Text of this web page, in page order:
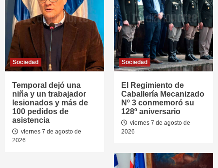
Sociedad
Temporal dejó una
niña y un trabajador
lesionados y más de
100 pedidos de
asistencia
viernes 7 de agosto de
2026
Sociedad
El Regimiento de
Caballería Mecanizado
Nº 3 conmemoró su
128º aniversario
viernes 7 de agosto de
2026